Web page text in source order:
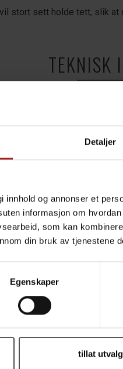
Detaljer
innhold og annonser et
informasjon om
som kan
din bruk av tjenestene
Egenskaper
tillat utvalg
stort sett holde tett, slik at
TEKNISK
1/2" slangenippel